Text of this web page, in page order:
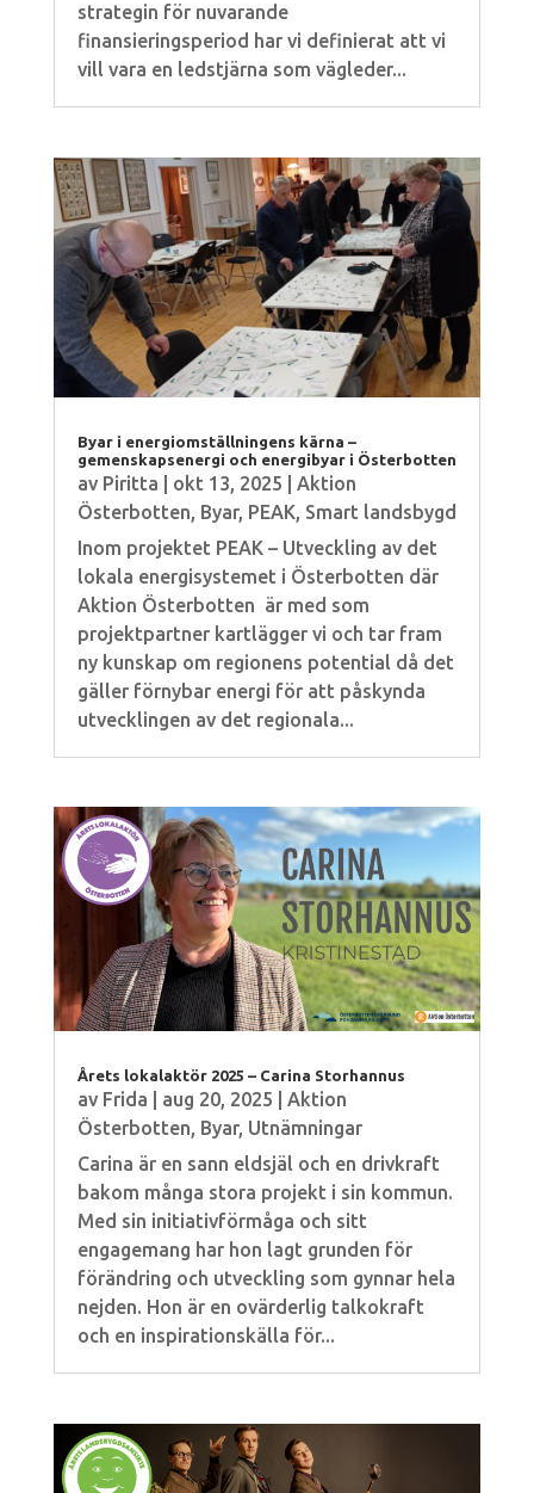
strategin för nuvarande
finansieringsperiod har vi definierat att vi
vill vara en ledstjärna som vägleder...
Byar i energiomställningens kärna –
gemenskapsenergi och energibyar i Österbotten
av Piritta okt 13, 2025
Aktion
Österbotten, Byar, PEAK, Smart landsbygd
Inom projektet PEAK – Utveckling av det
lokala energisystemet i Österbotten där
Aktion Österbotten är med som
projektpartner kartlägger vi och tar fram
ny kunskap om regionens potential då det
gäller förnybar energi för att påskynda
utvecklingen av det regionala...
Årets lokalaktör 2025 – Carina Storhannus
av Frida aug 20, 2025
Aktion
Österbotten, Byar, Utnämningar
Carina är en sann eldsjäl och en drivkraft
bakom många stora projekt i sin kommun.
Med sin initiativförmåga och sitt
engagemang har hon lagt grunden för
förändring och utveckling som gynnar hela
nejden. Hon är en ovärderlig talkokraft
och en inspirationskälla för...